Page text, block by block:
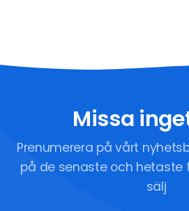
Missa
Prenumerera på vårt
på de senaste och hetaste
sälj